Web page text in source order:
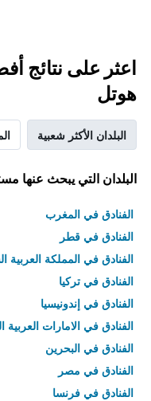
اعثر على نتائج
هوتل
البلدان الأكثر شعبية
البلدان التي يبحث عنها
الفنادق في المغرب
الفنادق في قطر
الفنادق في المملكة العربية
الفنادق في تركيا
الفنادق في إندونيسيا
الفنادق في الامارات العربية
الفنادق في البحرين
الفنادق في مصر
الفنادق في فرنسا